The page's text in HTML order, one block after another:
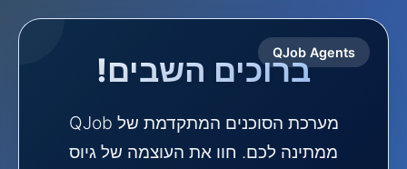
QJob Agentsברוכים השבים!
מערכת הסוכנים המתקדמת של QJob
ממתינה לכם. חוו את העוצמה של גיוס